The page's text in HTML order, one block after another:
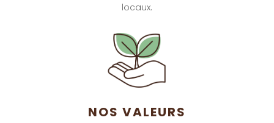
locaux.
NOS VALEURS